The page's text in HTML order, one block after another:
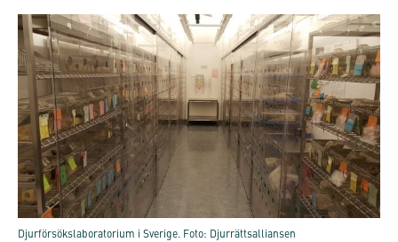
Djurförsökslaboratorium i Sverige. Foto: Djurrättsalliansen